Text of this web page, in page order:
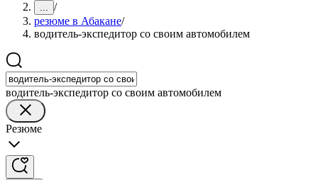
... /
резюме в Абакане/
водитель-экспедитор со своим автомобилем
водитель-экспедитор со своим автомобилем
Резюме